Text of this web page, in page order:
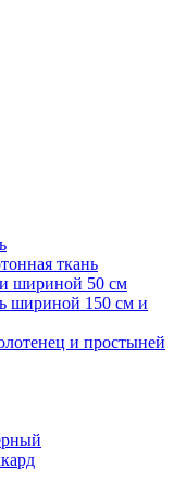
ткань
шириной 50 см
шириной 150 см и
и простыней